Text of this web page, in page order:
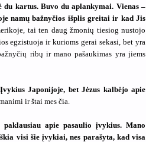
du kartus. Buvo du aplankymai. Vienas –
namų bažnyčios išplis greitai ir kad Jis
tai ten daug žmonių tiesiog nustojo
egzistuoja ir kurioms gerai sekasi, bet yra
ribų ir mano pašaukimas yra jiems
Japonijoje, bet Jėzus kalbėjo apie
ir štai mes čia.
apie pasaulio įvykius. Mano
visi šie įvykiai, nes parašyta, kad visa